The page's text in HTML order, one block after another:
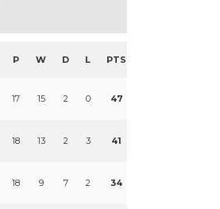
P W D L PTS
17 15 2 0 47
18 13 2 3 41
18 9 7 2 34